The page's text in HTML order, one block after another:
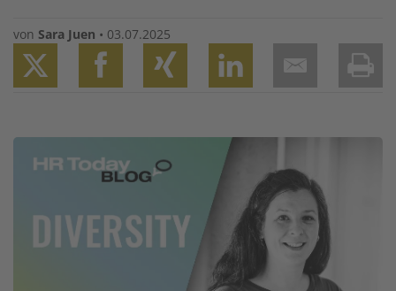
von Sara Juen • 03.07.2025